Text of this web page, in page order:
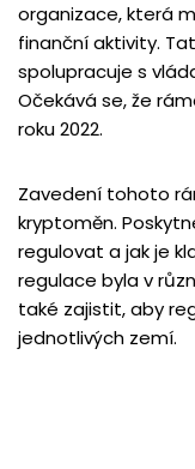
organizace, která
finanční aktivity.
spolupracuje s
Očekává se, že
roku 2022.
Zavedení tohoto
kryptoměn.
regulovat a jak je
regulace byla v
také zajistit, aby
jednotlivých zemí.